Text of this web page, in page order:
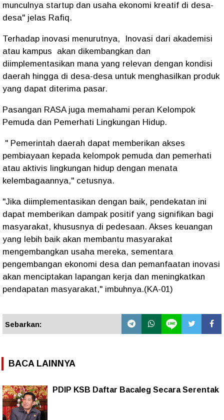
munculnya startup dan usaha ekonomi kreatif di desa-
desa" jelas Rafiq.
Terhadap inovasi menurutnya, Inovasi dari akademisi
atau kampus akan dikembangkan dan
diimplementasikan mana yang relevan dengan kondisi
daerah hingga di desa-desa untuk menghasilkan produk
yang dapat diterima pasar.
Pasangan RASA juga memahami peran Kelompok
Pemuda dan Pemerhati Lingkungan Hidup.
" Pemerintah daerah dapat memberikan akses
pembiayaan kepada kelompok pemuda dan pemerhati
atau aktivis lingkungan hidup dengan menata
kelembagaannya," cetusnya.
"Jika diimplementasikan dengan baik, pendekatan ini
dapat memberikan dampak positif yang signifikan bagi
masyarakat, khususnya di pedesaan. Akses keuangan
yang lebih baik akan membantu masyarakat
mengembangkan usaha mereka, sementara
pengembangan ekonomi desa dan pemanfaatan inovasi
akan menciptakan lapangan kerja dan meningkatkan
pendapatan masyarakat," imbuhnya.(KA-01)
Sebarkan:
BACA LAINNYA
PDIP KSB Daftar Bacaleg Secara Serentak